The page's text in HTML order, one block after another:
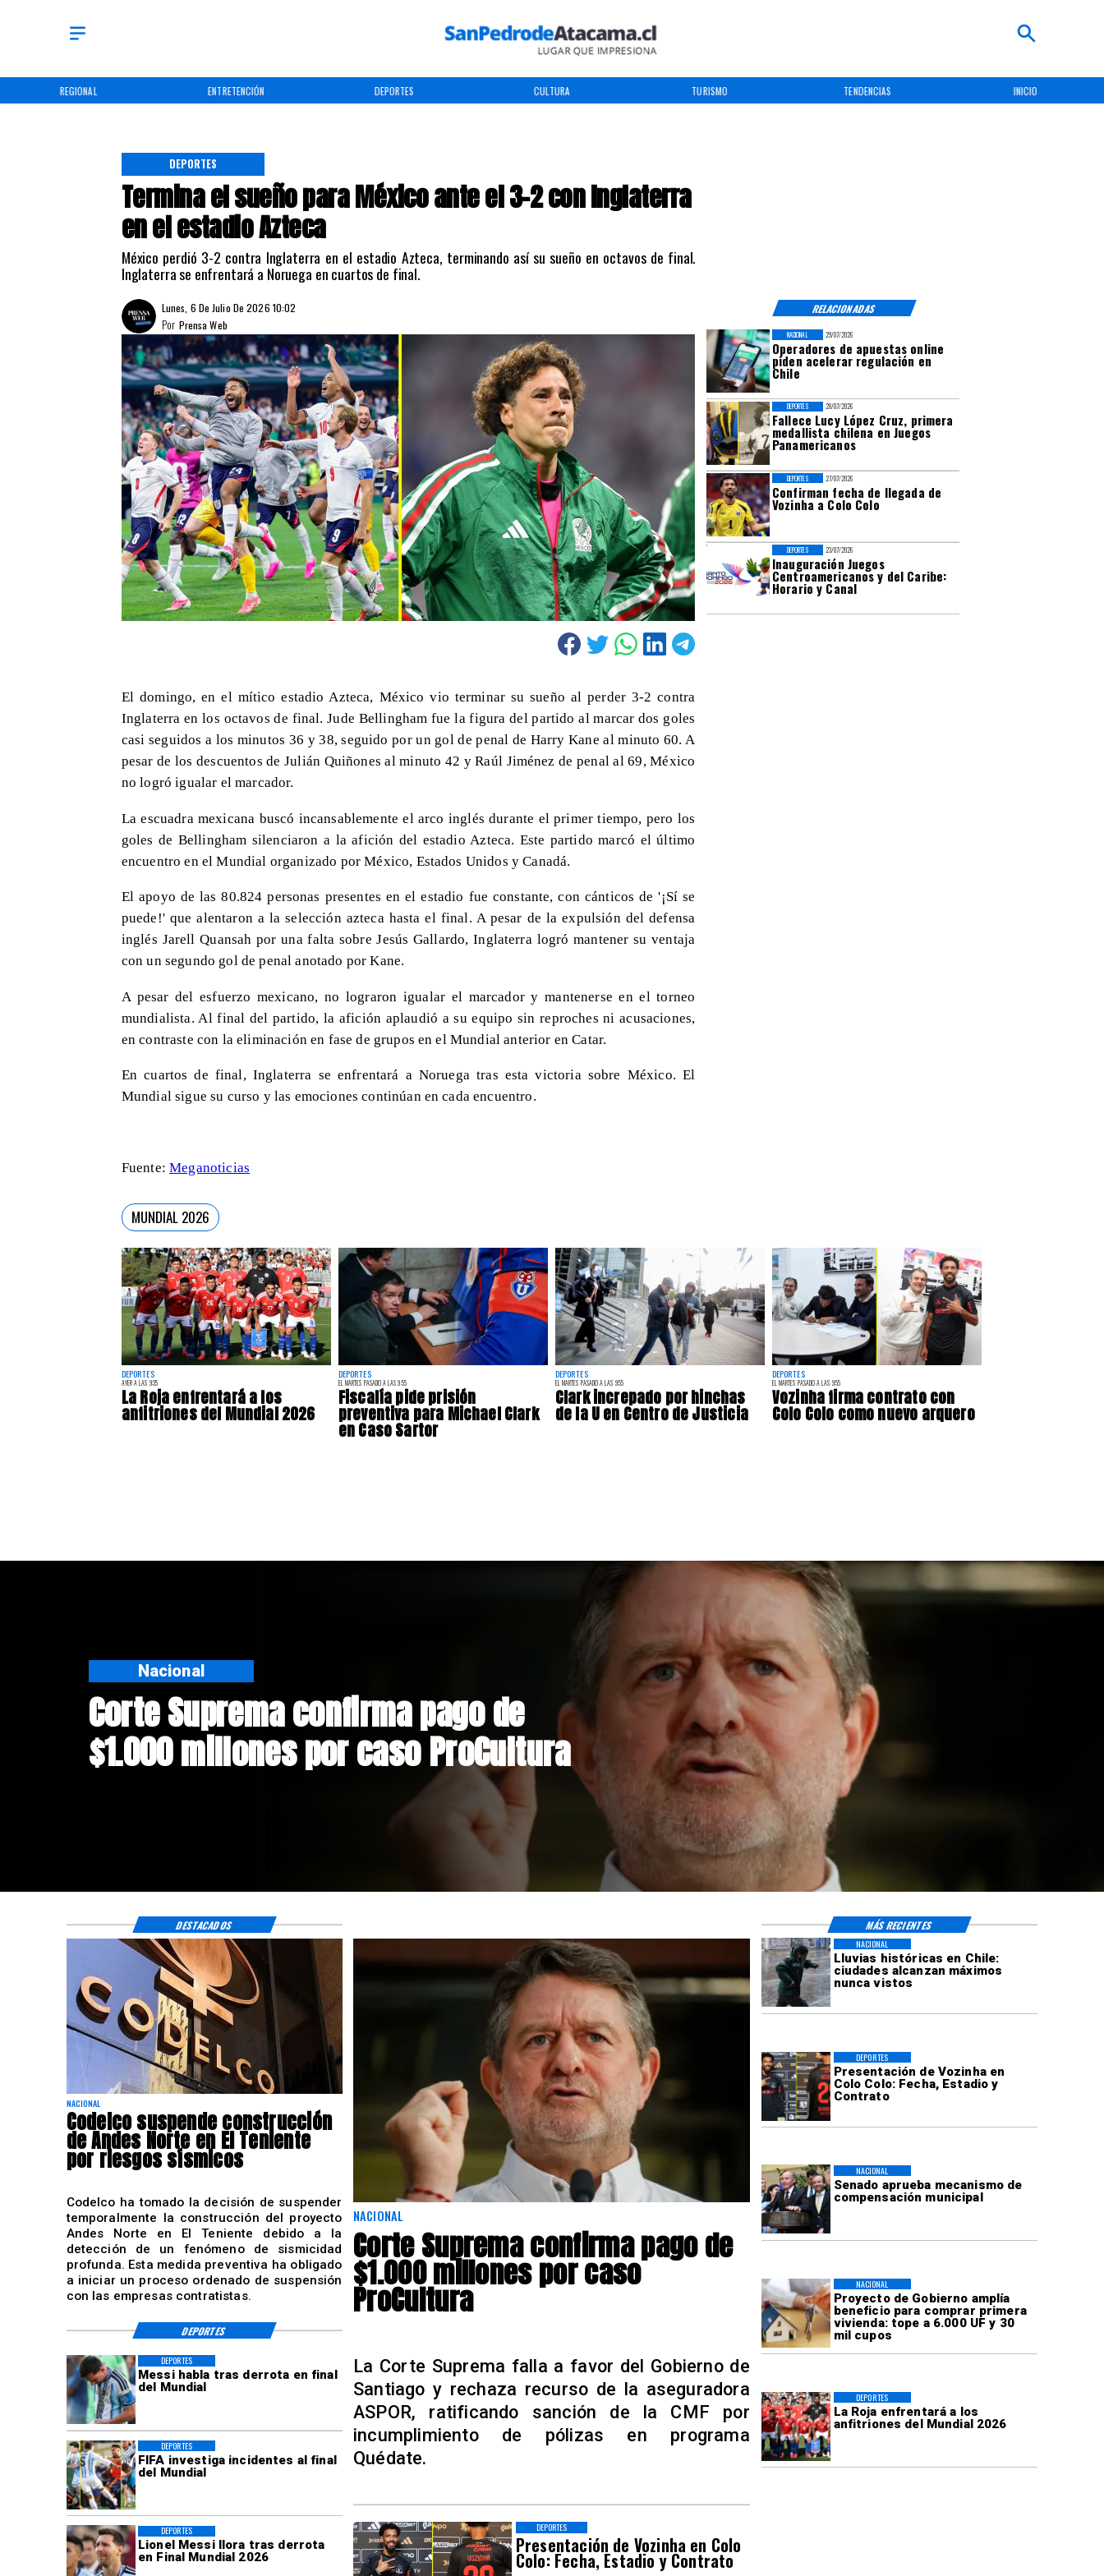
REGIONAL ENTRETENCIÓN DEPORTES CULTURA TURISMO TENDENCIAS INICIO
Termina el sueño para México ante el 3-2 con Inglaterra
en el estadio Azteca
México perdió 3-2 contra Inglaterra en el estadio Azteca, terminando así su sueño en octavos de final.
Inglaterra se enfrentará a Noruega en cuartos de final.
DEPORTES
RELACIONADAS
Lunes, 6 De Julio De 2026 10:02
Prensa Web
Por
DEPORTES
AYER A LAS 9:35
La Roja enfrentará a los
anfitriones del Mundial 2026
DEPORTES
EL MARTES PASADO A LAS 9:55
Fiscalía pide prisión
preventiva para Michael Clark
en Caso Sartor
DEPORTES
EL MARTES PASADO A LAS 9:55
Clark increpado por hinchas
de la U en Centro de Justicia
DEPORTES
EL MARTES PASADO A LAS 9:55
Vozinha firma contrato con
Colo Colo como nuevo arquero
29/07/2026
Operadores de apuestas online
piden acelerar regulación en
Chile
NACIONAL
28/07/2026
Fallece Lucy López Cruz, primera
medallista chilena en Juegos
Panamericanos
DEPORTES
27/07/2026
Confirman fecha de llegada de
Vozinha a Colo Colo
DEPORTES
23/07/2026
Inauguración Juegos
Centroamericanos y del Caribe:
Horario y Canal
DEPORTES
El domingo, en el mítico estadio Azteca, México vio terminar su sueño al perder 3-2 contra
Inglaterra en los octavos de final. Jude Bellingham fue la figura del partido al marcar dos goles
casi seguidos a los minutos 36 y 38, seguido por un gol de penal de Harry Kane al minuto 60. A
pesar de los descuentos de Julián Quiñones al minuto 42 y Raúl Jiménez de penal al 69, México
no logró igualar el marcador.
La escuadra mexicana buscó incansablemente el arco inglés durante el primer tiempo, pero los
goles de Bellingham silenciaron a la afición del estadio Azteca. Este partido marcó el último
encuentro en el Mundial organizado por México, Estados Unidos y Canadá.
El apoyo de las 80.824 personas presentes en el estadio fue constante, con cánticos de '¡Sí se
puede!' que alentaron a la selección azteca hasta el final. A pesar de la expulsión del defensa
inglés Jarell Quansah por una falta sobre Jesús Gallardo, Inglaterra logró mantener su ventaja
con un segundo gol de penal anotado por Kane.
A pesar del esfuerzo mexicano, no lograron igualar el marcador y mantenerse en el torneo
mundialista. Al final del partido, la afición aplaudió a su equipo sin reproches ni acusaciones,
en contraste con la eliminación en fase de grupos en el Mundial anterior en Catar.
En cuartos de final, Inglaterra se enfrentará a Noruega tras esta victoria sobre México. El
Mundial sigue su curso y las emociones continúan en cada encuentro.
Fuente:Meganoticias
MUNDIAL 2026
Codelco suspende construcción de
Andes Norte en El Teniente por
Nacional
Lluvias históricas en Chile:
ciudades alcanzan máximos
nunca vistos
NACIONAL
Presentación de Vozinha en
Colo Colo: Fecha, Estadio y
Contrato
DEPORTES
Senado aprueba mecanismo de
compensación municipal
NACIONAL
Proyecto de Gobierno amplía
beneficio para comprar primera
vivienda: tope a 6.000 UF y 30
mil cupos
NACIONAL
La Roja enfrentará a los
anfitriones del Mundial 2026
DEPORTES
Messi habla tras derrota en final
del Mundial
DEPORTES
FIFA investiga incidentes al final
del Mundial
DEPORTES
Lionel Messi llora tras derrota
en Final Mundial 2026
DEPORTES
Presentación de Vozinha en Colo
Colo: Fecha, Estadio y Contrato
DEPORTES
NACIONAL
Codelco suspende construcción
de Andes Norte en El Teniente
por riesgos sísmicos
Codelco ha tomado la decisión de suspender
temporalmente la construcción del proyecto
Andes Norte en El Teniente debido a la
detección de un fenómeno de sismicidad
profunda. Esta medida preventiva ha obligado
a iniciar un proceso ordenado de suspensión
con las empresas contratistas.
NACIONAL
Corte Suprema confirma pago de
$1.000 millones por caso
ProCultura
La Corte Suprema falla a favor del Gobierno de
Santiago y rechaza recurso de la aseguradora
ASPOR, ratificando sanción de la CMF por
incumplimiento de pólizas en programa
Quédate.
DESTACADOS MÁS RECIENTES
DEPORTES